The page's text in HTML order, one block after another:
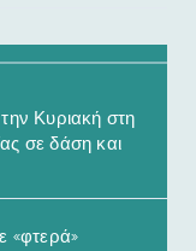
Κυριακή στη
σε δάση και
«φτερά»